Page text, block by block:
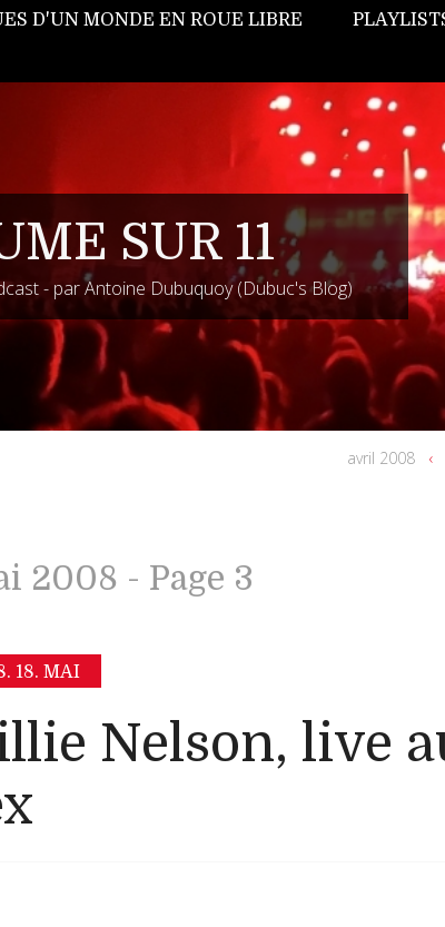
D'UN MONDE EN ROUE LIBRE
SUR 11
- par Antoine Dubuquoy (Dubuc's Blog)
avril 2008
2008 - Page 3
18. MAI
Nelson, live